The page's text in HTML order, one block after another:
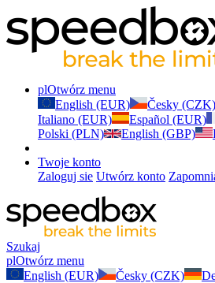
plOtwórz menu
English (EUR)
Česky (CZK)
Italiano (EUR)
Español (EUR)
Polski (PLN)
English (GBP)
Twoje konto
Zaloguj sie Utwórz konto
Szukaj
plOtwórz menu
English (EUR)
Česky (CZK)